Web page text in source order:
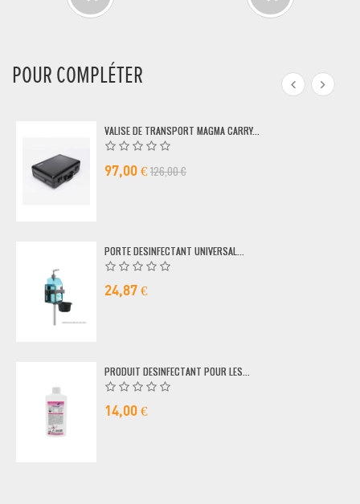
POUR COMPLÉTER
VALISE DE TRANSPORT MAGMA CARRY...
97,00 €126,00 €
PORTE DESINFECTANT UNIVERSAL...
24,87 €
PRODUIT DESINFECTANT POUR LES...
14,00 €